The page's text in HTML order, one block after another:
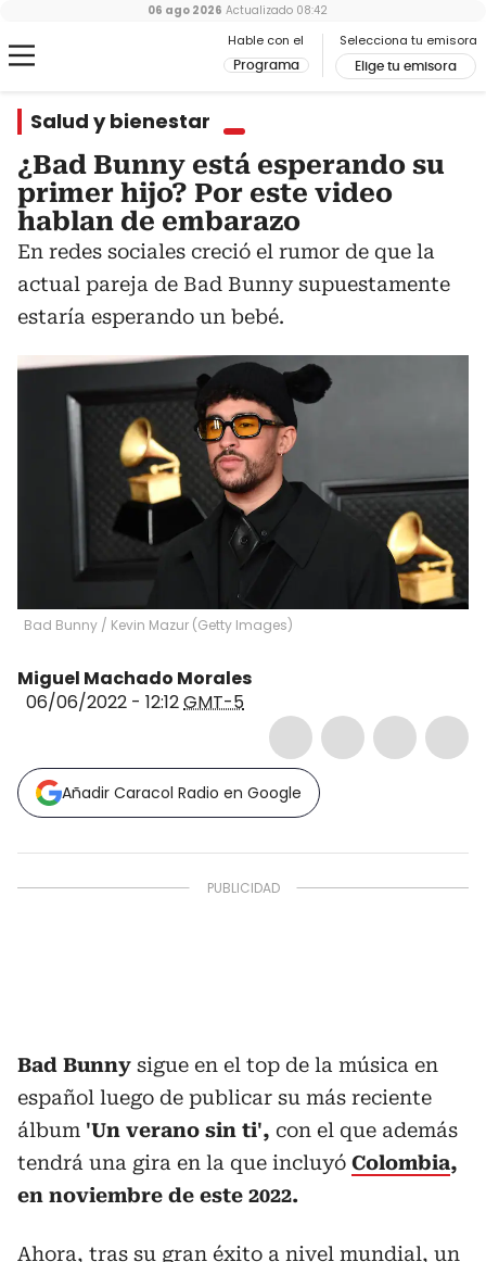
Hable con el
Programa
Selecciona tu emisora
Elige tu emisora
06 ago 2026 Actualizado 08:42
Salud y bienestar
¿Bad Bunny está esperando su
primer hijo? Por este video
hablan de embarazo
En redes sociales creció el rumor de que la
actual pareja de Bad Bunny supuestamente
estaría esperando un bebé.
Bad Bunny / Kevin Mazur (Getty Images)
Miguel Machado Morales
06/06/2022 - 12:12GMT-5
Añadir Caracol Radio en Google
Bad Bunny sigue en el top de la música en
español luego de publicar su más reciente
álbum 'Un verano sin ti', con el que además
tendrá una gira en la que incluyó Colombia,
en noviembre de este 2022.
Ahora, tras su gran éxito a nivel mundial, un